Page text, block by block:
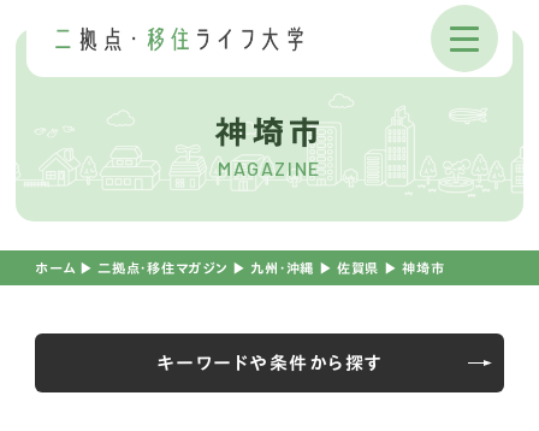
神埼市
MAGAZINE
ホーム ▶︎ 二拠点・移住マガジン ▶︎ 九州・沖縄 ▶︎佐賀県 ▶︎神埼市
キーワードや条件から探す